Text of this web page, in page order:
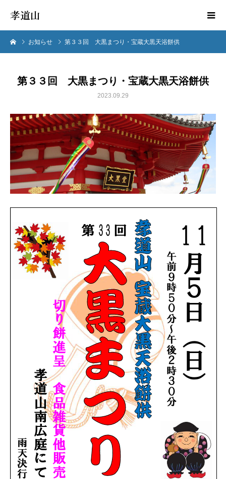
孝道山
お知らせ 第３３回 大黒まつり・宝蔵大黒天浴餅供
第３３回 大黒まつり・宝蔵大黒天浴餅供
2023.09.29